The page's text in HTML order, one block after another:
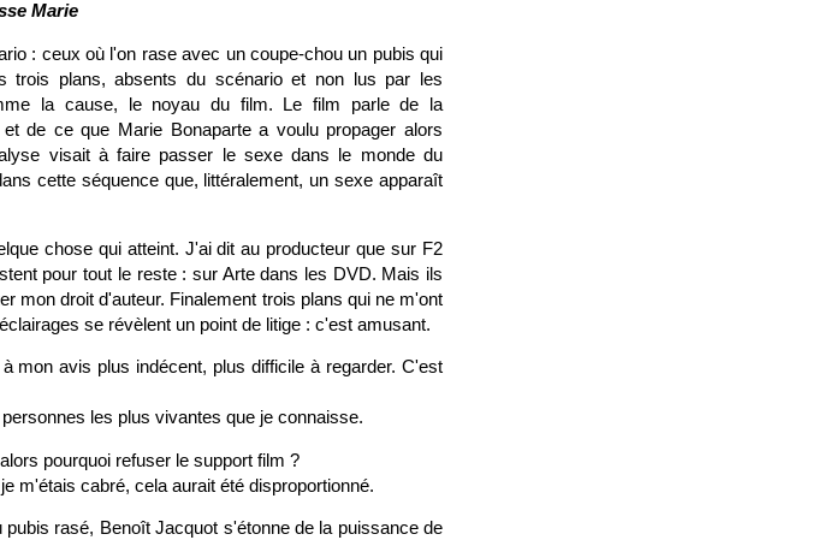
Marie
: ceux où l'on rase avec un coupe-chou un pubis qui
trois plans, absents du scénario et non lus par les
la cause, le noyau du film. Le film parle de la
de ce que Marie Bonaparte a voulu propager alors
visait à faire passer le sexe dans le monde du
cette séquence que, littéralement, un sexe apparaît
chose qui atteint. J'ai dit au producteur que sur F2
pour tout le reste : sur Arte dans les DVD. Mais ils
mon droit d'auteur. Finalement trois plans qui ne m'ont
se révèlent un point de litige : c'est amusant.
mon avis plus indécent, plus difficile à regarder. C'est
les plus vivantes que je connaisse.
pourquoi refuser le support film ?
m'étais cabré, cela aurait été disproportionné.
rasé, Benoît Jacquot s'étonne de la puissance de